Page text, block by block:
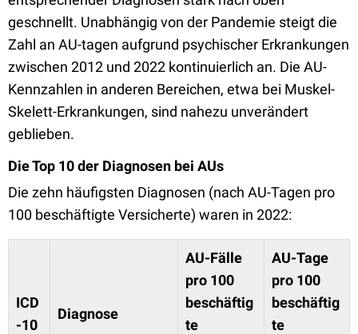
geschnellt. Unabhängig von der Pandemie steigt die
Zahl an AU-tagen aufgrund psychischer Erkrankungen
zwischen 2012 und 2022 kontinuierlich an. Die AU-
Kennzahlen in anderen Bereichen, etwa bei Muskel-
Skelett-Erkrankungen, sind nahezu unverändert
geblieben.
Die Top 10 der Diagnosen bei AUs
Die zehn häufigsten Diagnosen (nach AU-Tagen pro
100 beschäftigte Versicherte) waren in 2022:
ICD
-10
Diagnose
AU-Fälle
pro 100
beschäftig
te
AU-Tage
pro 100
beschäftig
te